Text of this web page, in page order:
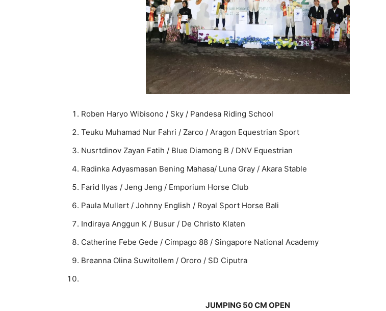
Roben Haryo Wibisono / Sky / Pandesa Riding School
Teuku Muhamad Nur Fahri / Zarco / Aragon Equestrian Sport
Nusrtdinov Zayan Fatih / Blue Diamong B / DNV Equestrian
Radinka Adyasmasan Bening Mahasa/ Luna Gray / Akara Stable
Farid Ilyas / Jeng Jeng / Emporium Horse Club
Paula Mullert / Johnny English / Royal Sport Horse Bali
Indiraya Anggun K / Busur / De Christo Klaten
Catherine Febe Gede / Cimpago 88 / Singapore National Academy
Breanna Olina Suwitollem / Ororo / SD Ciputra
JUMPING 50 CM OPEN